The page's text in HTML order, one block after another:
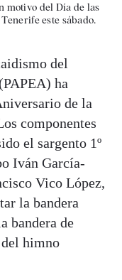
motivo del Día de las
este sábado.
del
ha
de la
componentes
el sargento 1º
Iván García-
Vico López,
la bandera
bandera de
himno